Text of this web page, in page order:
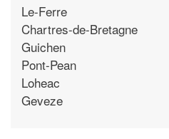
Le-Ferre
Chartres-de-Bretagne
Guichen
Pont-Pean
Loheac
Geveze